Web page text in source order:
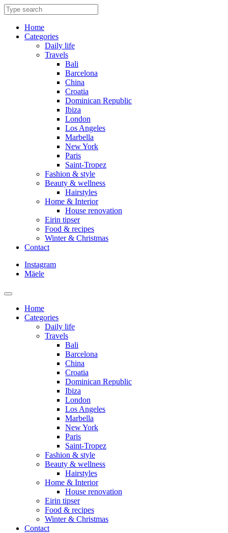
Skip
to
contentHome
Categories
Daily life
Travels
Bali
Barcelona
China
Croatia
Dominican Republic
Ibiza
London
Los Angeles
Marbella
New York
Paris
Saint-Tropez
Fashion & style
Beauty & wellness
Hairstyles
Home & Interior
House renovation
Eirin tipser
Food & recipes
Winter & Christmas
Contact
Instagram
Mäele
Home
Categories
Daily life
Travels
Bali
Barcelona
China
Croatia
Dominican Republic
Ibiza
London
Los Angeles
Marbella
New York
Paris
Saint-Tropez
Fashion & style
Beauty & wellness
Hairstyles
Home & Interior
House renovation
Eirin tipser
Food & recipes
Winter & Christmas
Contact